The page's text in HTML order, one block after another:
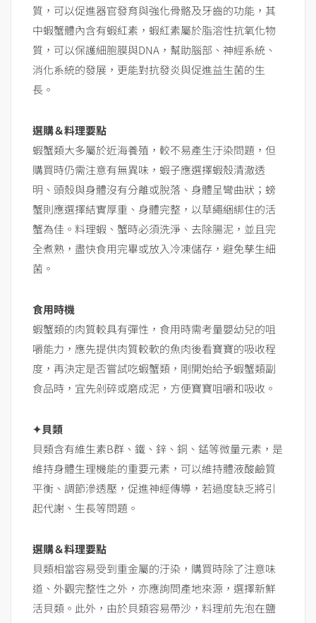
質，可以促進器官發育與強化骨骼及牙齒的功能，其
中蝦蟹體內含有蝦紅素，蝦紅素屬於脂溶性抗氧化物
質，可以保護細胞膜與DNA，幫助腦部、神經系統、
消化系統的發展，更能對抗發炎與促進益生菌的生
長。
選購＆料理要點
蝦蟹類大多屬於近海養殖，較不易產生汙染問題，但
購買時仍需注意有無異味，蝦子應選擇蝦殼清澈透
明、頭殼與身體沒有分離或脫落、身體呈彎曲狀；螃
蟹則應選擇結實厚重、身體完整，以草繩綑綁住的活
蟹為佳。料理蝦、蟹時必須洗淨、去除腸泥，並且完
全煮熟，盡快食用完畢或放入冷凍儲存，避免孳生細
菌。
食用時機
蝦蟹類的肉質較具有彈性，食用時需考量嬰幼兒的咀
嚼能力，應先提供肉質較軟的魚肉後看寶寶的吸收程
度，再決定是否嘗試吃蝦蟹類，剛開始給予蝦蟹類副
食品時，宜先剁碎或磨成泥，方便寶寶咀嚼和吸收。
✦貝類
貝類含有維生素B群、鐵、鋅、銅、錳等微量元素，是
維持身體生理機能的重要元素，可以維持體液酸鹼質
平衡、調節滲透壓，促進神經傳導，若過度缺乏將引
起代謝、生長等問題。
選購＆料理要點
貝類相當容易受到重金屬的汙染，購買時除了注意味
道、外觀完整性之外，亦應詢問產地來源，選擇新鮮
活貝類。此外，由於貝類容易帶沙，料理前先泡在鹽